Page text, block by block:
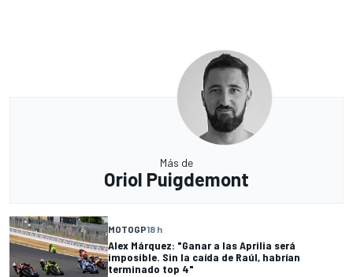
Más de
Oriol Puigdemont
MOTOGP18 h
Alex Márquez: "Ganar a las Aprilia será
imposible. Sin la caída de Raúl, habrían
terminado top 4"